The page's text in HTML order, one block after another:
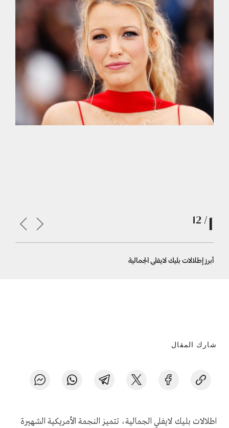
أبرز إطلالات بليك لايفلي الجمالية
شارك المقال
اطلالات بليك لايفلي الجمالية، تتميز النجمة الأمريكية الشهيرة